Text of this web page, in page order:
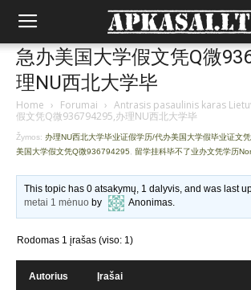
急办美国大学假文凭Q微
理NU西北大学毕
Home › Forumai › Antrasis pasaulinis karas
假文凭Q微936794295,办理NU西北大学毕
Žymos: 办理NU西北大学毕业证假学历/代办美国大学假毕业证文
美国大学假文凭Q微936794295
留学挂科毕不了业办文凭学历
This topic has 0 atsakymų, 1 dalyvis, and was last
metai 1 mėnuo by Anonimas.
Rodomas 1 įrašas (viso: 1)
Autorius Įrašai